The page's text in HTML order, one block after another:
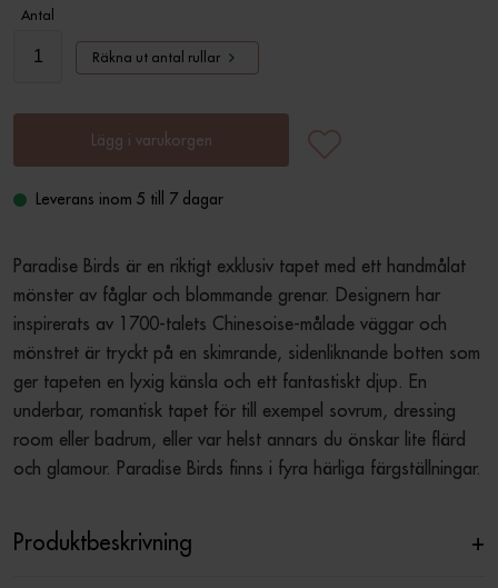
Antal
Räkna ut antal rullar
Lägg i varukorgen
Leverans inom 5 till 7 dagar
Paradise Birds är en riktigt exklusiv tapet med ett handmålat
mönster av fåglar och blommande grenar. Designern har
inspirerats av 1700-talets Chinesoise-målade väggar och
mönstret är tryckt på en skimrande, sidenliknande botten som
ger tapeten en lyxig känsla och ett fantastiskt djup. En
underbar, romantisk tapet för till exempel sovrum, dressing
room eller badrum, eller var helst annars du önskar lite flärd
och glamour. Paradise Birds finns i fyra härliga färgställningar.
Produktbeskrivning +